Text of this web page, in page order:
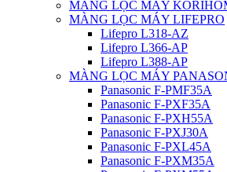
MÀNG LỌC MÁY
MÀNG LỌC MÁY LIFEPRO
Lifepro L318-AZ
Lifepro L366-AP
Lifepro L388-AP
MÀNG LỌC MÁY
Panasonic F-PMF35A
Panasonic F-PXF35A
Panasonic F-PXH55A
Panasonic F-PXJ30A
Panasonic F-PXL45A
Panasonic F-PXM35A